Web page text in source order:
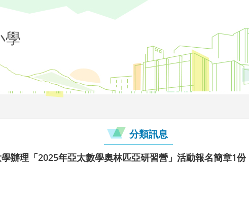
學
分類訊息
辦理「2025年亞太數學奧林匹亞研習營」活動報名簡章1份